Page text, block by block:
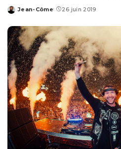
Posted
Jean-Côme 26 juin 2019